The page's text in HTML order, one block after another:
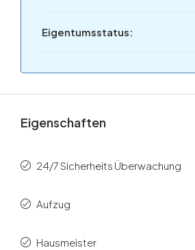
Eigentumsstatus:
Eigenschaften
24/7 Sicherheits Überwachung
Aufzug
Hausmeister